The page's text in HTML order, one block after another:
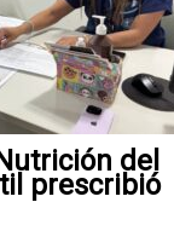
del
prescribió